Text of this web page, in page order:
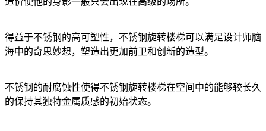
得益于不锈钢的高可塑性，不锈钢旋转楼梯可以满足设计师脑
海中的奇思妙想，塑造出更加前卫和创新的造型。
不锈钢的耐腐蚀性使得不锈钢旋转楼梯在空间中的能够较长久
的保持其独特金属质感的初始状态。